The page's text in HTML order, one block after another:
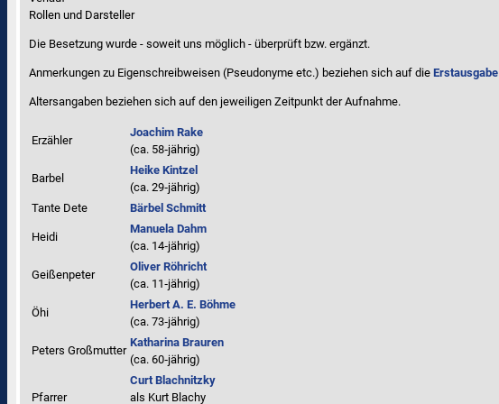
Rollen und Darsteller
Die Besetzung wurde - soweit uns möglich - überprüft bzw. ergänzt.
Anmerkungen zu Eigenschreibweisen (Pseudonyme etc.) beziehen sich auf die Erstausgabe
Altersangaben beziehen sich auf den jeweiligen Zeitpunkt der Aufnahme.
Erzähler
Joachim Rake
(ca. 58‑jährig)
Barbel
Heike Kintzel
(ca. 29‑jährig)
Tante Dete
Bärbel Schmitt
Heidi
Manuela Dahm
(ca. 14‑jährig)
Geißenpeter
Oliver Röhricht
(ca. 11‑jährig)
Öhi
Herbert A. E. Böhme
(ca. 73‑jährig)
Peters Großmutter
Katharina Brauren
(ca. 60‑jährig)
Pfarrer
Curt Blachnitzky
als Kurt Blachy